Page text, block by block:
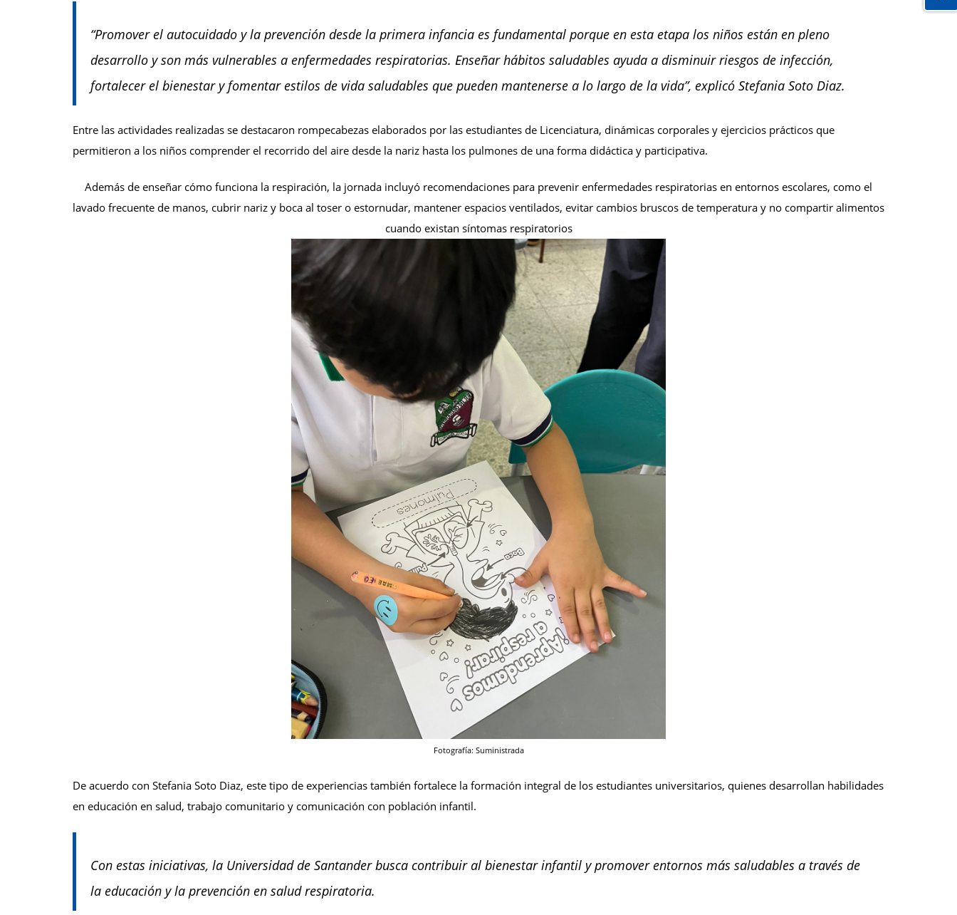
“Promover el autocuidado y la prevención desde la primera infancia es fundamental porque en esta etapa los niños están en pleno
desarrollo y son más vulnerables a enfermedades respiratorias. Enseñar hábitos saludables ayuda a disminuir riesgos de infección,
fortalecer el bienestar y fomentar estilos de vida saludables que pueden mantenerse a lo largo de la vida”, explicó Stefania Soto Diaz.
Entre las actividades realizadas se destacaron rompecabezas elaborados por las estudiantes de Licenciatura, dinámicas corporales y ejercicios prácticos que
permitieron a los niños comprender el recorrido del aire desde la nariz hasta los pulmones de una forma didáctica y participativa.
Además de enseñar cómo funciona la respiración, la jornada incluyó recomendaciones para prevenir enfermedades respiratorias en entornos escolares, como el
lavado frecuente de manos, cubrir nariz y boca al toser o estornudar, mantener espacios ventilados, evitar cambios bruscos de temperatura y no compartir alimentos
cuando existan síntomas respiratorios
Fotografía: Suministrada
De acuerdo con Stefania Soto Diaz, este tipo de experiencias también fortalece la formación integral de los estudiantes universitarios, quienes desarrollan habilidades
en educación en salud, trabajo comunitario y comunicación con población infantil.
Con estas iniciativas, la Universidad de Santander busca contribuir al bienestar infantil y promover entornos más saludables a través de
la educación y la prevención en salud respiratoria.